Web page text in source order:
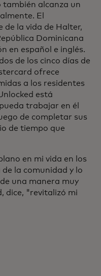
alcanza un
El
la vida de Halter,
Dominicana
en español e inglés.
de los cinco días de
ofrece
a los residentes
está
trabajar en él
de completar sus
de tiempo que
en mi vida en los
la comunidad y lo
una manera muy
dice, "revitalizó mi